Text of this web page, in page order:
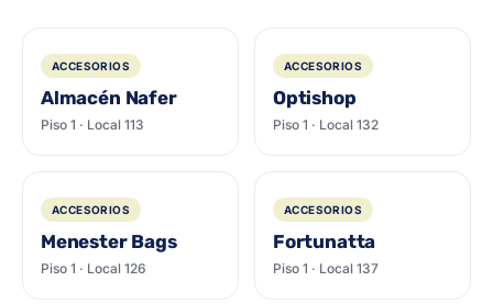
ACCESORIOS
Almacén Nafer
Piso 1 · Local 113
ACCESORIOS
Optishop
Piso 1 · Local 132
ACCESORIOS
Menester Bags
Piso 1 · Local 126
ACCESORIOS
Fortunatta
Piso 1 · Local 137